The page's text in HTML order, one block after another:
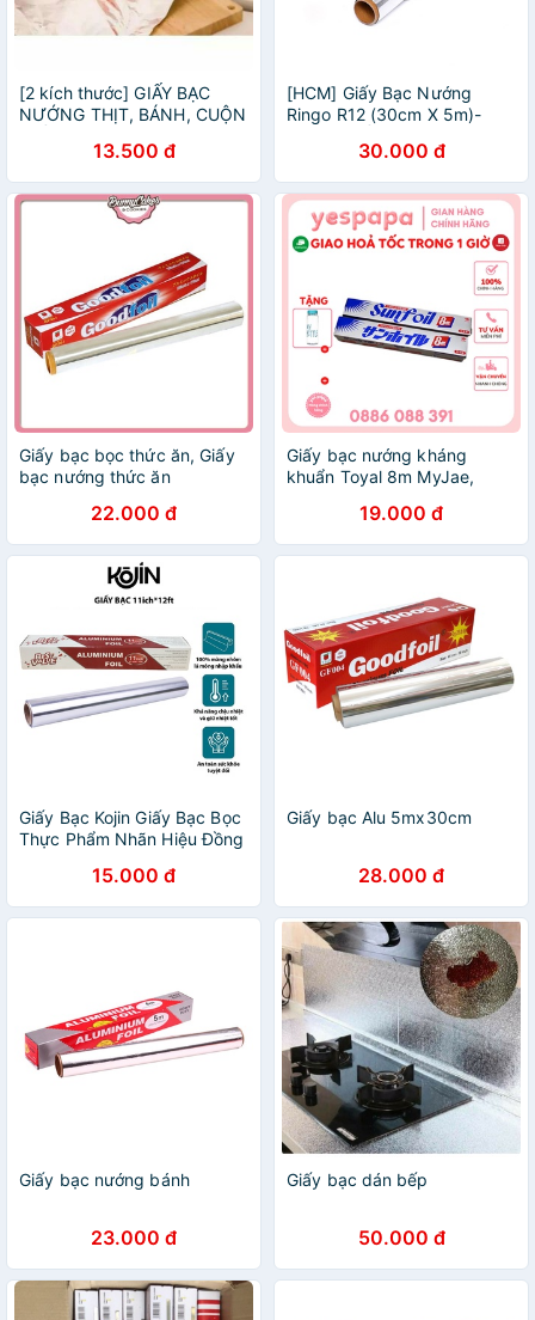
[2 kích thước] GIẤY BẠC
NƯỚNG THỊT, BÁNH, CUỘN
13.500 đ
[HCM] Giấy Bạc Nướng
Ringo R12 (30cm X 5m)-
30.000 đ
Giấy bạc bọc thức ăn, Giấy
bạc nướng thức ăn
22.000 đ
Giấy bạc nướng kháng
khuẩn Toyal 8m MyJae,
19.000 đ
Giấy Bạc Kojin Giấy Bạc Bọc
Thực Phẩm Nhãn Hiệu Đồng
15.000 đ
Giấy bạc Alu 5mx30cm
28.000 đ
Giấy bạc nướng bánh
23.000 đ
Giấy bạc dán bếp
50.000 đ